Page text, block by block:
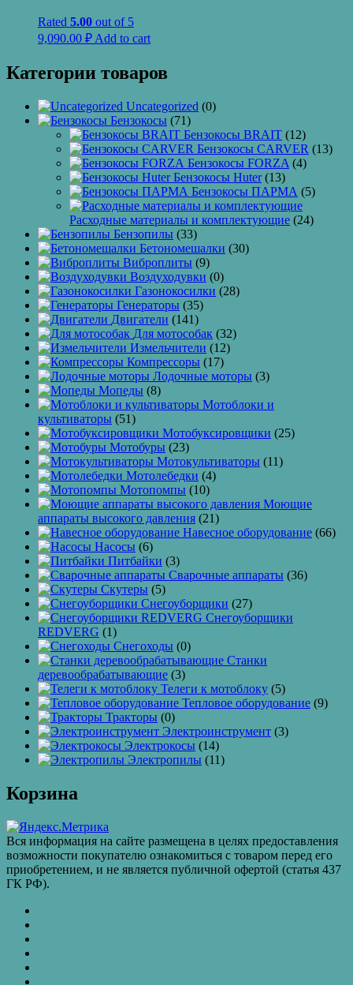
Rated 5.00 out of 5
9,090.00 ₽Add to cart
Категории товаров
Uncategorized (0)
Бензокосы (71)
Бензокосы BRAIT (12)
Бензокосы CARVER (13)
Бензокосы FORZA (4)
Бензокосы Huter (13)
Бензокосы ПАРМА (5)
Расходные материалы и комплектующие (24)
Бензопилы (33)
Бетономешалки (30)
Виброплиты (9)
Воздуходувки (0)
Газонокосилки (28)
Генераторы (35)
Двигатели (141)
Для мотособак (32)
Измельчители (12)
Компрессоры (17)
Лодочные моторы (3)
Мопеды (8)
Мотоблоки и
культиваторы (51)
Мотобуксировщики (25)
Мотобуры (23)
Мотокультиваторы (11)
Мотолебедки (4)
Мотопомпы (10)
Моющие
аппараты высокого давления (21)
Навесное оборудование (66)
Насосы (6)
Питбайки (3)
Сварочные аппараты (36)
Скутеры (5)
Снегоуборщики (27)
Снегоуборщики
REDVERG (1)
Снегоходы (0)
Станки
деревообрабатывающие (3)
Телеги к мотоблоку (5)
Тепловое оборудование (9)
Тракторы (0)
Электроинструмент (3)
Электрокосы (14)
Электропилы (11)
Корзина
Вся информация на сайте размещена в целях предоставления
возможности покупателю ознакомиться с товаром перед его
приобретением, и не является публичной офертой (статья 437
ГК РФ).